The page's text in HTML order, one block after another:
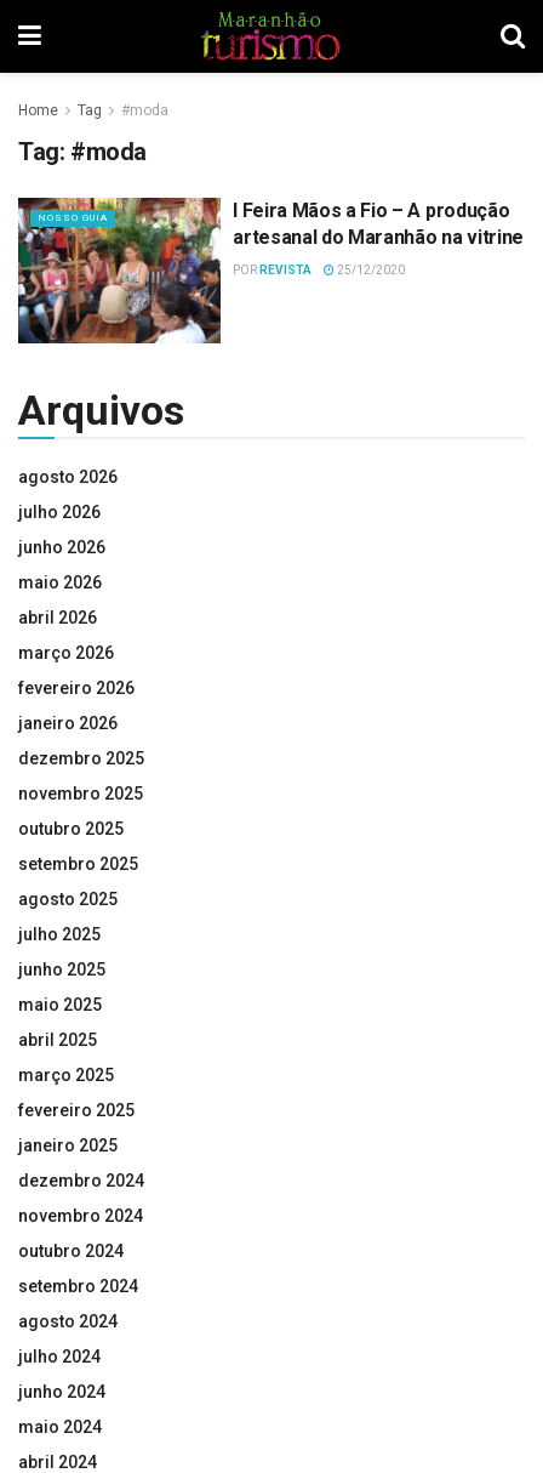
Home Tag #moda
Tag: #moda
NOSSO GUIA
I Feira Mãos a Fio – A produção
artesanal do Maranhão na vitrine
POR REVISTA 25/12/2020
Arquivos
agosto 2026
julho 2026
junho 2026
maio 2026
abril 2026
março 2026
fevereiro 2026
janeiro 2026
dezembro 2025
novembro 2025
outubro 2025
setembro 2025
agosto 2025
julho 2025
junho 2025
maio 2025
abril 2025
março 2025
fevereiro 2025
janeiro 2025
dezembro 2024
novembro 2024
outubro 2024
setembro 2024
agosto 2024
julho 2024
junho 2024
maio 2024
abril 2024